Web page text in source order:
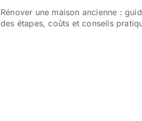
Rénover une maison ancienne :
des étapes, coûts et conseils